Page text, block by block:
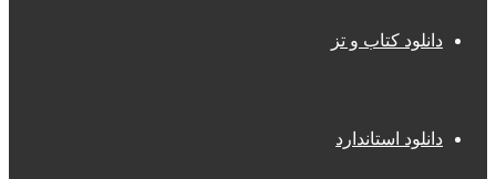
دانلود کتاب و تز
دانلود استاندارد